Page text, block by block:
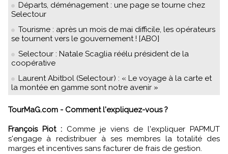
Départs, déménagement : une page se tourne chez
Selectour
Tourisme : après un mois de mai difficile, les opérateurs
se tournent vers le gouvernement ! [ABO]
Selectour : Natale Scaglia réélu président de la
coopérative
Laurent Abitbol (Selectour) : « Le voyage à la carte et
la montée en gamme sont notre avenir »
TourMaG.com - Comment l'expliquez-vous ?
François Piot : Comme je viens de l'expliquer PAPMUT
s'engage à redistribuer à ses membres la totalité des
marges et incentives sans facturer de frais de gestion.